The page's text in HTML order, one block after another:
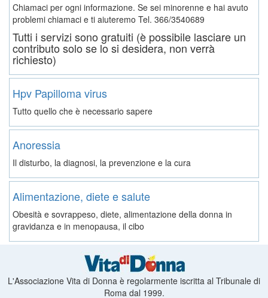
Chiamaci per ogni informazione. Se sei minorenne e hai avuto
problemi chiamaci e ti aiuteremo Tel. 366/3540689
Tutti i servizi sono gratuiti (è possibile lasciare un
contributo solo se lo si desidera, non verrà
richiesto)
Hpv Papilloma virus
Tutto quello che è necessario sapere
Anoressia
Il disturbo, la diagnosi, la prevenzione e la cura
Alimentazione, diete e salute
Obesità e sovrappeso, diete, alimentazione della donna in
gravidanza e in menopausa, il cibo
L'Associazione Vita di Donna è regolarmente iscritta al Tribunale di
Roma dal 1999.